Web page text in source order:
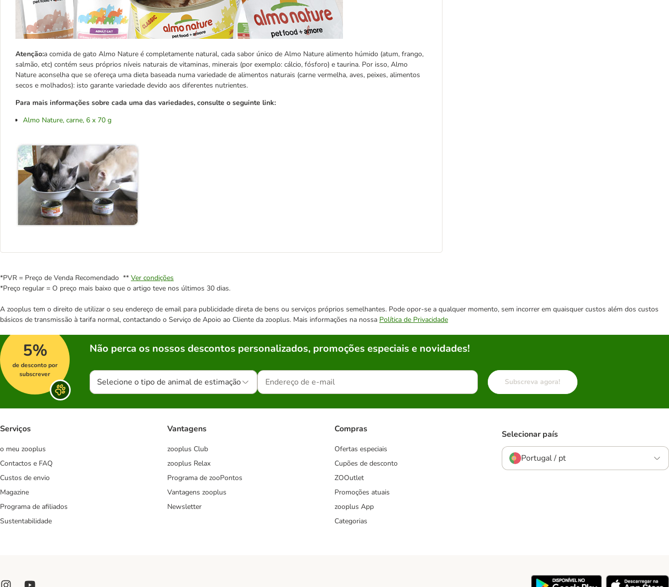
Atenção:a comida de gato Almo Nature é completamente natural, cada sabor único de Almo Nature alimento húmido (atum, frango,
salmão, etc) contém seus próprios níveis naturais de vitaminas, minerais (por exemplo: cálcio, fósforo) e taurina. Por isso, Almo
Nature aconselha que se ofereça uma dieta baseada numa variedade de alimentos naturais (carne vermelha, aves, peixes, alimentos
secos e molhados): isto garante variedade devido aos diferentes nutrientes.
Para mais informações sobre cada uma das variedades, consulte o seguinte link:
Almo Nature, carne, 6 x 70 g
*PVR = Preço de Venda Recomendado ** Ver condições
*Preço regular = O preço mais baixo que o artigo teve nos últimos 30 dias.
A zooplus tem o direito de utilizar o seu endereço de email para publicidade direta de bens ou serviços próprios semelhantes. Pode opor-se a qualquer momento, sem incorrer em quaisquer custos além dos custos
básicos de transmissão à tarifa normal, contactando o Serviço de Apoio ao Cliente da zooplus. Mais informações na nossa Política de Privacidade
5%
de desconto por
subscrever
Não perca os nossos descontos personalizados, promoções especiais e novidades!
Selecione o tipo de animal de estimação Subscreva agora!
Serviços
o meu zooplus
Contactos e FAQ
Custos de envio
Magazine
Programa de afiliados
Sustentabilidade
Vantagens
zooplus Club
zooplus Relax
Programa de zooPontos
Vantagens zooplus
Newsletter
Compras
Ofertas especiais
Cupões de desconto
ZOOutlet
Promoções atuais
zooplus App
Categorias
Selecionar país
Portugal / pt